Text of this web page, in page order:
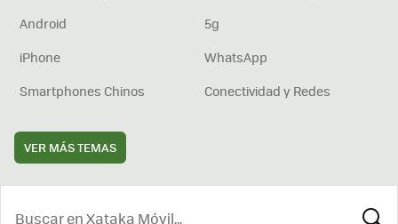
Android
5g
iPhone
WhatsApp
Smartphones Chinos
Conectividad y Redes
VER MÁS TEMAS